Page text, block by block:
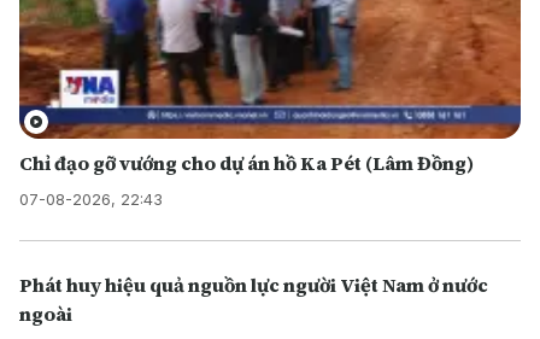
Chỉ đạo gỡ vướng cho dự án hồ Ka Pét (Lâm Đồng)
07-08-2026, 22:43
Phát huy hiệu quả nguồn lực người Việt Nam ở nước
ngoài